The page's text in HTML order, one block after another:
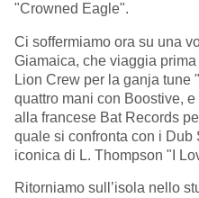
"Crowned Eagle".
Ci soffermiamo ora su una
Giamaica, che viaggia
Lion Crew per la ganja tune
quattro mani con Boostive,
alla francese Bat Records
quale si confronta con i
iconica di L. Thompson "I
Ritorniamo sull’isola nello